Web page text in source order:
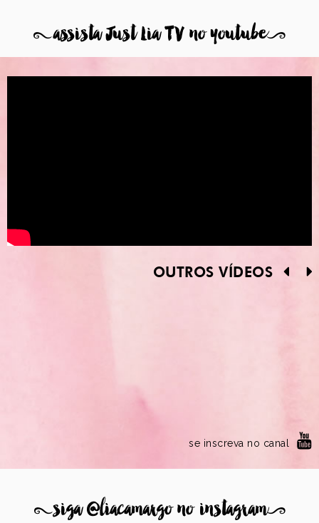
8assista Just Lia TV no youtube9
OUTROS VÍDEOS
se inscreva no canal
8siga @liacamargo no instagram9